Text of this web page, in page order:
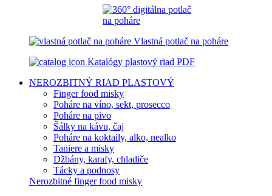
Vlastná potlač na poháre
Katalógy plastový riad PDF
NEROZBITNÝ RIAD PLASTOVÝ
Finger food misky
Poháre na víno, sekt, prosecco
Poháre na pivo
Šálky na kávu, čaj
Poháre na koktaily, alko, nealko
Taniere a misky
Džbány, karafy, chladiče
Tácky a podnosy
Nerozbitné finger food misky